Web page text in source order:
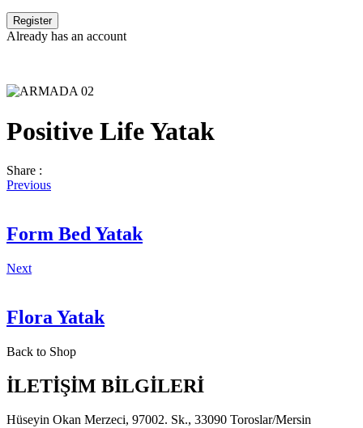
Already has an account
Positive Life Yatak
Share :
Previous
Form Bed Yatak
Next
Flora Yatak
Back to Shop
İLETİŞİM BİLGİLERİ
Hüseyin Okan Merzeci, 97002. Sk., 33090 Toroslar/Mersin